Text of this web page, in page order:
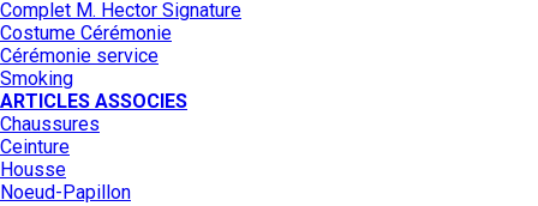
Complet M. Hector Signature
Costume Cérémonie
Cérémonie service
Smoking
ARTICLES ASSOCIES
Chaussures
Ceinture
Housse
Noeud-Papillon